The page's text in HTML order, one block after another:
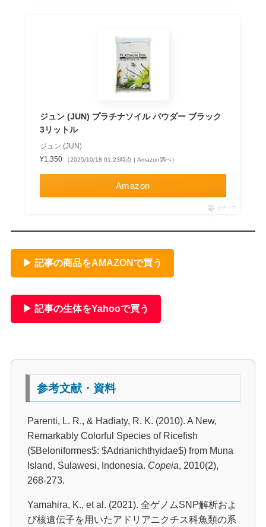
ジュン (JUN) プラチナソイル パウダー ブラック
3リットル
ジュン (JUN)
¥1,350
（2025/10/18 01:23時点 | Amazon調べ）
Amazon
ポチップ
▶ 記事の商品をAMAZONで買う
▶ 記事の生体をYahooで買う
参考文献・資料
Parenti, L. R., & Hadiaty, R. K. (2010). A New,
Remarkably Colorful Species of Ricefish
($Beloniformes$: $Adrianichthyidae$) from Muna
Island, Sulawesi, Indonesia. Copeia, 2010(2),
268-273.
Yamahira, K., et al. (2021). 全ゲノムSNP解析およ
び核遺伝子を用いたアドリアニクチス科魚類の系